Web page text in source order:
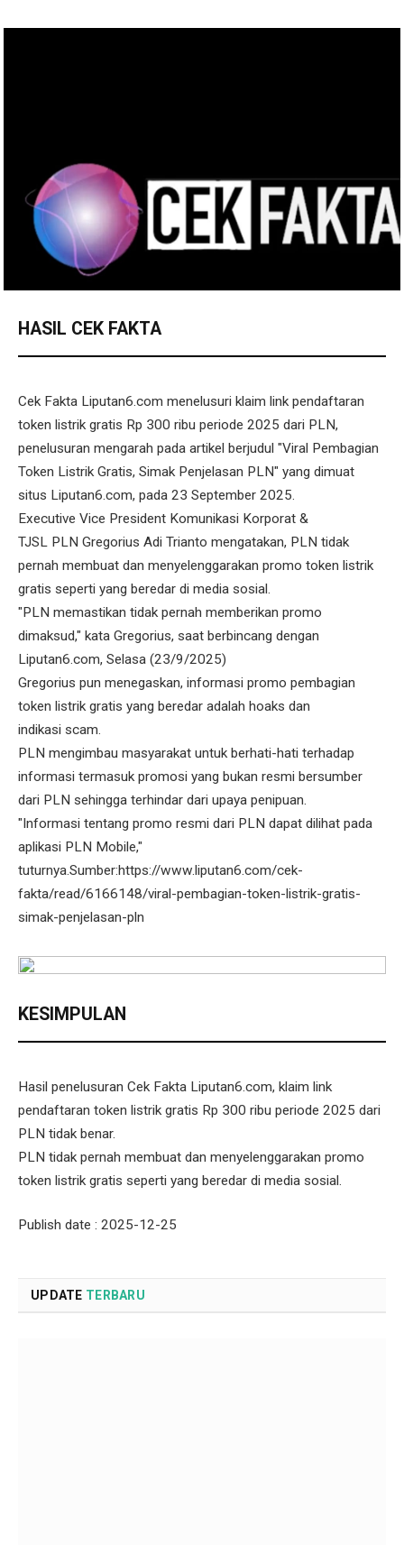
HASIL CEK FAKTA
Cek Fakta Liputan6.com menelusuri klaim link pendaftaran
token listrik gratis Rp 300 ribu periode 2025 dari PLN,
penelusuran mengarah pada artikel berjudul "Viral Pembagian
Token Listrik Gratis, Simak Penjelasan PLN" yang dimuat
situs Liputan6.com, pada 23 September 2025.
Executive Vice President Komunikasi Korporat &
TJSL PLN Gregorius Adi Trianto mengatakan, PLN tidak
pernah membuat dan menyelenggarakan promo token listrik
gratis seperti yang beredar di media sosial.
"PLN memastikan tidak pernah memberikan promo
dimaksud," kata Gregorius, saat berbincang dengan
Liputan6.com, Selasa (23/9/2025)
Gregorius pun menegaskan, informasi promo pembagian
token listrik gratis yang beredar adalah hoaks dan
indikasi scam.
PLN mengimbau masyarakat untuk berhati-hati terhadap
informasi termasuk promosi yang bukan resmi bersumber
dari PLN sehingga terhindar dari upaya penipuan.
"Informasi tentang promo resmi dari PLN dapat dilihat pada
aplikasi PLN Mobile,"
tuturnya.Sumber:https://www.liputan6.com/cek-
fakta/read/6166148/viral-pembagian-token-listrik-gratis-
simak-penjelasan-pln
KESIMPULAN
Hasil penelusuran Cek Fakta Liputan6.com, klaim link
pendaftaran token listrik gratis Rp 300 ribu periode 2025 dari
PLN tidak benar.
PLN tidak pernah membuat dan menyelenggarakan promo
token listrik gratis seperti yang beredar di media sosial.
Publish date : 2025-12-25
UPDATE TERBARU